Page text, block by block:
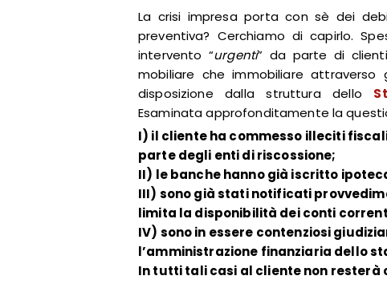
La crisi impresa porta con sè dei
preventiva? Cerchiamo di capirlo.
intervento “urgenti” da parte di
mobiliare che immobiliare attraverso
disposizione dalla struttura dello
Esaminata approfonditamente la
I) il cliente ha commesso illeciti
parte degli enti di riscossione;
II) le banche hanno già iscritto
III) sono già stati notificati
limita la disponibilità dei conti
IV) sono in essere contenziosi
l’amministrazione finanziaria dello
In tutti tali casi al cliente non